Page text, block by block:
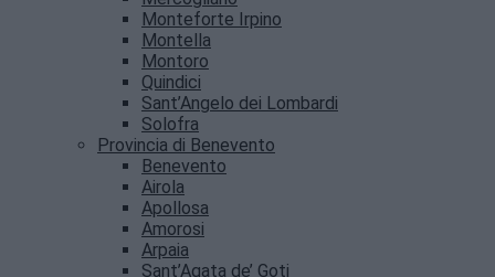
Monteforte Irpino
Montella
Montoro
Quindici
Sant’Angelo dei Lombardi
Solofra
Provincia di Benevento
Benevento
Airola
Apollosa
Amorosi
Arpaia
Sant’Agata de’ Goti